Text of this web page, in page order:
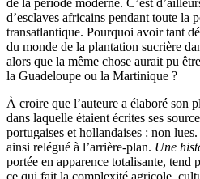
de la période moderne. C’est
d’esclaves africains pendant toute la
transatlantique. Pourquoi avoir tant
du monde de la plantation sucrière
alors que la même chose aurait pu
la Guadeloupe ou la Martinique ?
À croire que l’auteure a élaboré son
dans laquelle étaient écrites ses
portugaises et hollandaises : non
ainsi relégué à l’arrière-plan. Une
portée en apparence totalisante, tend